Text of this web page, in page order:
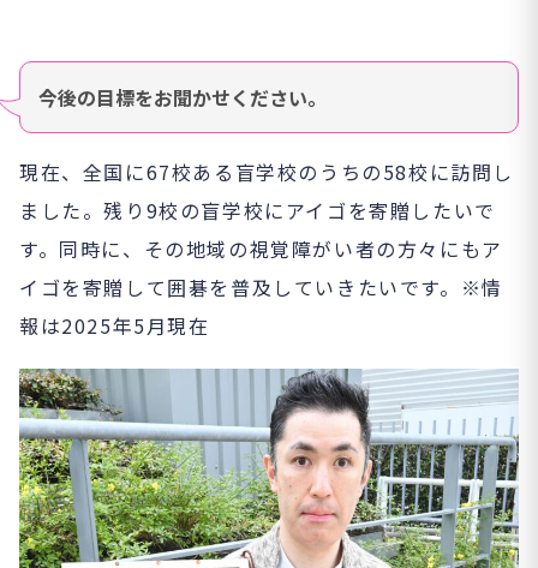
今後の目標をお聞かせください。
現在、全国に67校ある盲学校のうちの58校に訪問し
ました。残り9校の盲学校にアイゴを寄贈したいで
す。同時に、その地域の視覚障がい者の方々にもア
イゴを寄贈して囲碁を普及していきたいです。※情
報は2025年5月現在